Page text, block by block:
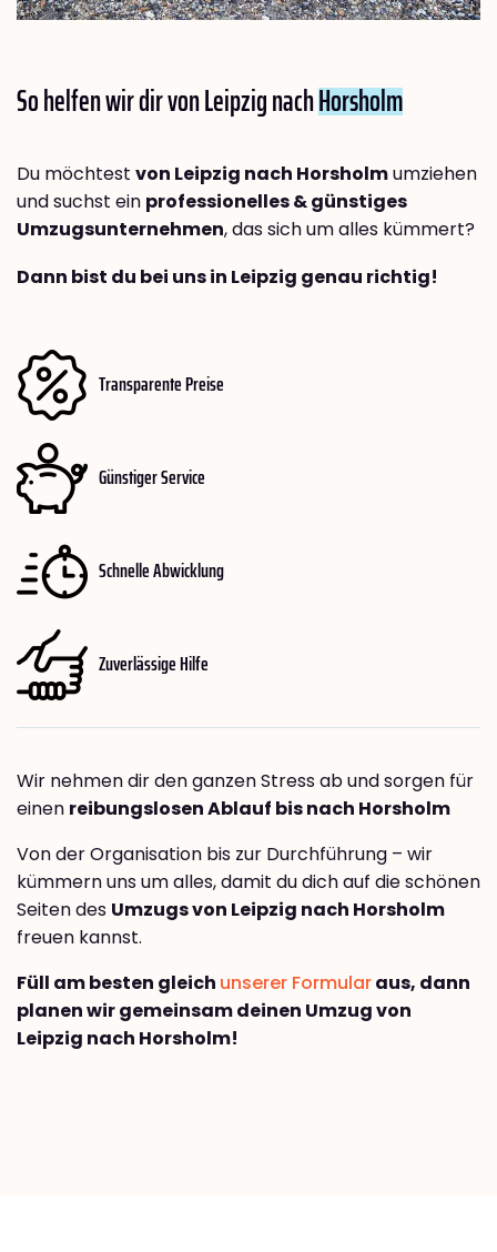
So helfen wir dir von Leipzig nachHorsholm
Du möchtest von Leipzig nach Horsholmumziehen
und suchst ein professionelles & günstiges
Umzugsunternehmen, das sich um alles kümmert?
Dann bist du bei uns in Leipzig genau richtig!
Transparente Preise
Günstiger Service
Schnelle Abwicklung
Zuverlässige Hilfe
Wir nehmen dir den ganzen Stress ab und sorgen für
einen reibungslosen Ablauf bis nach Horsholm
Von der Organisation bis zur Durchführung – wir
kümmern uns um alles, damit du dich auf die schönen
Seiten des Umzugs von Leipzig nach Horsholm
freuen kannst.
Füll am besten gleich unserer Formularaus, dann
planen wir gemeinsam deinen Umzug von
Leipzig nach Horsholm!